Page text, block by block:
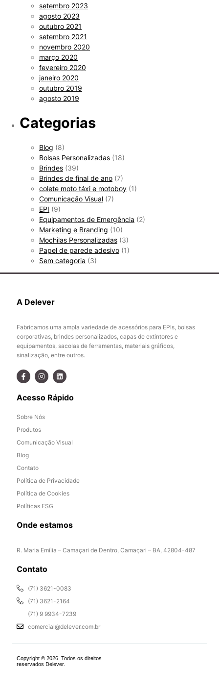
setembro 2023
agosto 2023
outubro 2021
setembro 2021
novembro 2020
março 2020
fevereiro 2020
janeiro 2020
outubro 2019
agosto 2019
Categorias
Blog (8)
Bolsas Personalizadas (18)
Brindes (39)
Brindes de final de ano (7)
colete moto táxi e motoboy (1)
Comunicação Visual (7)
EPI (9)
Equipamentos de Emergência (2)
Marketing e Branding (10)
Mochilas Personalizadas (3)
Papel de parede adesivo (1)
Sem categoria (3)
A Delever
Fabricamos uma ampla variedade de acessórios para EPIs, bolsas
corporativas, brindes personalizados, capas de extintores e
equipamentos, sacolas de ferramentas, materiais gráficos,
sinalização, entre outros.
Acesso Rápido
Sobre Nós
Produtos
Comunicação Visual
Blog
Contato
Política de Privacidade
Política de Cookies
Políticas ESG
Onde estamos
R. Maria Emília – Camaçari de Dentro, Camaçari – BA, 42804-487
Contato
(71) 3621-0083
(71) 3621-2164
(71) 9 9934-7239
comercial@delever.com.br
Copyright © 2026. Todos os direitos
reservados Delever.